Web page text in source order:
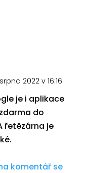
2022 v 16:16
je i aplikace
do
řetězárna je
komentář se